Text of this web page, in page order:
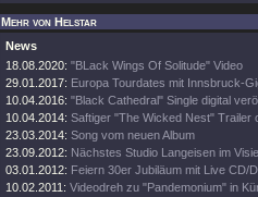
Mehr von Helstar
News
18.08.2020: "BLack Wings Of Solitude" Video
29.01.2017: Europa Tourdates mit Innsbruck-
10.04.2016: "Black Cathedral" Single digital
10.04.2014: Saftiger "The Wicked Nest" Trailer
23.03.2014: Song vom neuen Album
23.09.2012: Nächstes Studio Langeisen im
03.01.2012: Feiern 30er Jubiläum mit Live CD/
10.02.2011: Videodreh zu "Pandemonium" in